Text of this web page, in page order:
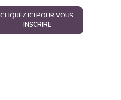
CLIQUEZ ICI POUR VOUS
INSCRIRE